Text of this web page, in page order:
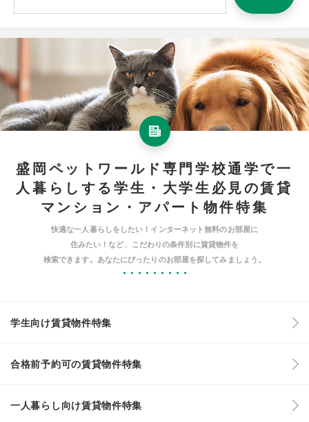
盛岡ペットワールド専門学校通学で一
人暮らしする学生・大学生必見の賃貸
マンション・アパート物件特集
快適な一人暮らしをしたい！インターネット無料のお部屋に
住みたい！など、こだわりの条件別に賃貸物件を
検索できます。あなたにぴったりのお部屋を探してみましょう。
学生向け賃貸物件特集
合格前予約可の賃貸物件特集
一人暮らし向け賃貸物件特集